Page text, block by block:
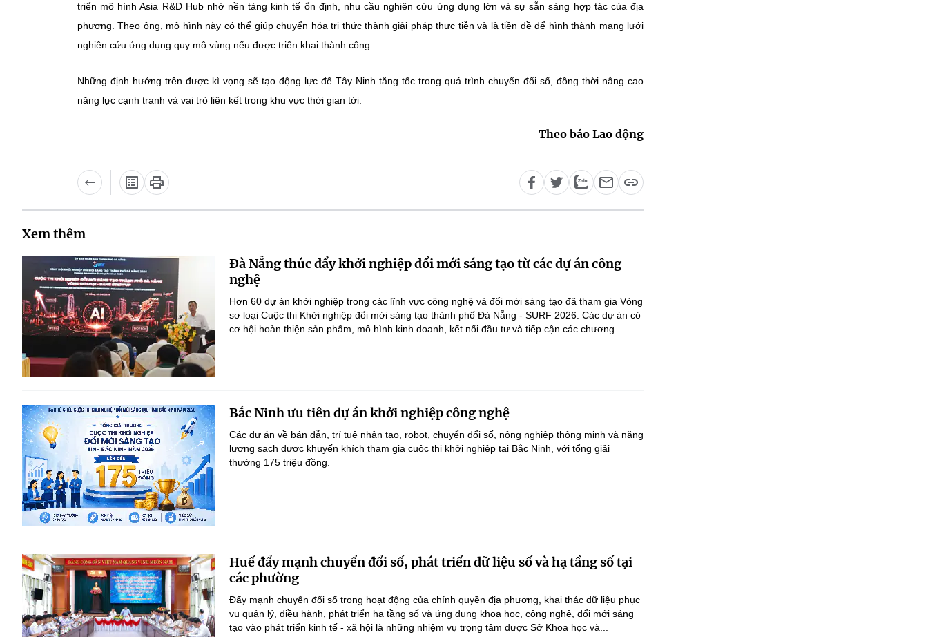
triển mô hình Asia R&D Hub nhờ nền tảng kinh tế ổn định, nhu cầu nghiên cứu ứng dụng lớn và sự sẵn sàng hợp tác của địa
phương. Theo ông, mô hình này có thể giúp chuyển hóa tri thức thành giải pháp thực tiễn và là tiền đề để hình thành mạng lưới
nghiên cứu ứng dụng quy mô vùng nếu được triển khai thành công.
Những định hướng trên được kì vọng sẽ tạo động lực để Tây Ninh tăng tốc trong quá trình chuyển đổi số, đồng thời nâng cao
năng lực cạnh tranh và vai trò liên kết trong khu vực thời gian tới.
Theo báo Lao động
Xem thêm
Đà Nẵng thúc đẩy khởi nghiệp đổi mới sáng tạo từ các dự án công
nghệ
Hơn 60 dự án khởi nghiệp trong các lĩnh vực công nghệ và đổi mới sáng tạo đã tham gia Vòng
sơ loại Cuộc thi Khởi nghiệp đổi mới sáng tạo thành phố Đà Nẵng - SURF 2026. Các dự án có
cơ hội hoàn thiện sản phẩm, mô hình kinh doanh, kết nối đầu tư và tiếp cận các chương...
Bắc Ninh ưu tiên dự án khởi nghiệp công nghệ
Các dự án về bán dẫn, trí tuệ nhân tạo, robot, chuyển đổi số, nông nghiệp thông minh và năng
lượng sạch được khuyến khích tham gia cuộc thi khởi nghiệp tại Bắc Ninh, với tổng giải
thưởng 175 triệu đồng.
Huế đẩy mạnh chuyển đổi số, phát triển dữ liệu số và hạ tầng số tại
các phường
Đẩy mạnh chuyển đổi số trong hoạt động của chính quyền địa phương, khai thác dữ liệu phục
vụ quản lý, điều hành, phát triển hạ tầng số và ứng dụng khoa học, công nghệ, đổi mới sáng
tạo vào phát triển kinh tế - xã hội là những nhiệm vụ trọng tâm được Sở Khoa học và...